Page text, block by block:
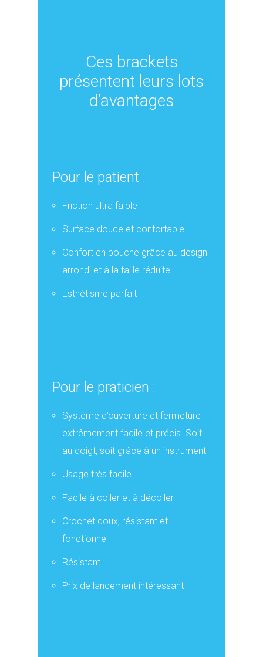
Ces brackets
présentent leurs lots
d’avantages
Pour le patient :
Friction ultra faible
Surface douce et confortable
Confort en bouche grâce au design
arrondi et à la taille réduite
Esthétisme parfait
Pour le praticien :
Système d’ouverture et fermeture
extrêmement facile et précis. Soit
au doigt, soit grâce à un instrument
Usage très facile
Facile à coller et à décoller
Crochet doux, résistant et
fonctionnel
Résistant
Prix de lancement intéressant